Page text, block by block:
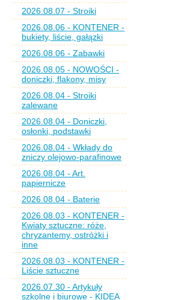
2026.08.07 - Stroiki
2026.08.06 - KONTENER -
bukiety, liście, gałązki
2026.08.06 - Zabawki
2026.08.05 - NOWOŚCI -
doniczki, flakony, misy
2026.08.04 - Stroiki
zalewane
2026.08.04 - Doniczki,
osłonki, podstawki
2026.08.04 - Wkłady do
zniczy olejowo-parafinowe
2026.08.04 - Art.
papiernicze
2026.08.04 - Baterie
2026.08.03 - KONTENER -
Kwiaty sztuczne: róże,
chryzantemy, ostróżki i
inne
2026.08.03 - KONTENER -
Liście sztuczne
2026.07.30 - Artykuły
szkolne i biurowe - KIDEA